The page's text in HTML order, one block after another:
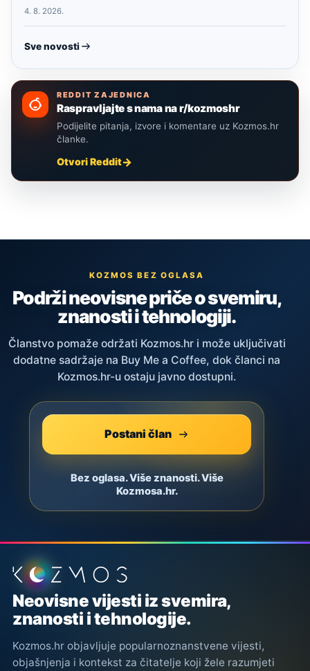
4. 8. 2026.
Sve novosti
REDDIT ZAJEDNICA
Raspravljajte s nama na r/kozmoshr
Podijelite pitanja, izvore i komentare uz Kozmos.hr
članke.
Otvori Reddit
KOZMOS BEZ OGLASA
Podrži neovisne priče o svemiru,
znanosti i tehnologiji.
Članstvo pomaže održati Kozmos.hr i može uključivati
dodatne sadržaje na Buy Me a Coffee, dok članci na
Kozmos.hr-u ostaju javno dostupni.
Postani član
Bez oglasa. Više znanosti. Više
Kozmosa.hr.
Podnožje stranice
Neovisne vijesti iz svemira,
znanosti i tehnologije.
Kozmos.hr objavljuje popularnoznanstvene vijesti,
objašnjenja i kontekst za čitatelje koji žele razumjeti